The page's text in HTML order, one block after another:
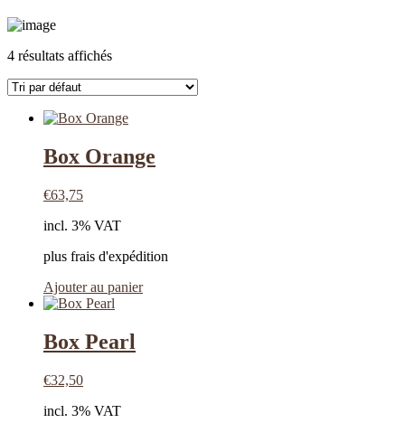
4 résultats affichés
Box Orange
€63,75
incl. 3% VAT
plus frais d'expédition
Ajouter au panier
Box Pearl
€32,50
incl. 3% VAT